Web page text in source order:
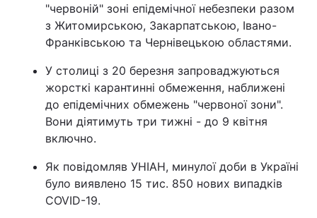
"червоній" зоні епідемічної небезпеки разом
з Житомирською, Закарпатською, Івано-
Франківською та Чернівецькою областями.
У столиці з 20 березня запроваджуються
жорсткі карантинні обмеження, наближені
до епідемічних обмежень "червоної зони".
Вони діятимуть три тижні - до 9 квітня
включно.
Як повідомляв УНІАН, минулої доби в Україні
було виявлено 15 тис. 850 нових випадків
COVID-19.